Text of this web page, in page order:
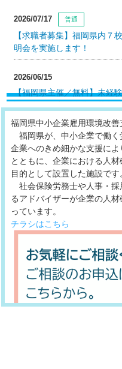
2026/07/17 普通
【求職者募集】福岡県内７
明会を実施します！
2026/06/15
【福岡県主催／無料】未経
説明会への出展企業を募集
2026/06/12 セミナー
福岡県主催 「選ばれる企
セミナー開催のご案内
2026/05/14
技術系企業インターンシッ
2026/04/01
令和8年度 年間スケジュー
2025/11/17 重要
福岡県最低賃金額改定のお知
福岡県中小企業雇用環境改善
福岡県が、中小企業で働く
企業へのきめ細かな支援に
とともに、企業における人
目的として設置した施設です
社会保険労務士や人事・採
るアドバイザーが企業の人
っています。
チラシはこちら